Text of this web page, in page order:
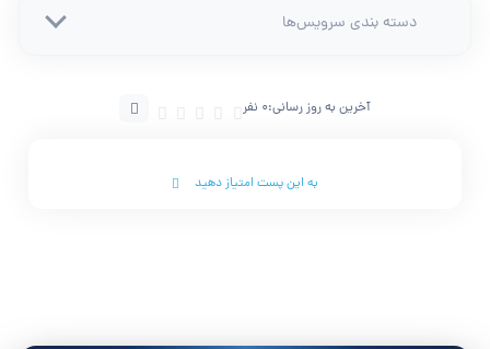
دسته بندی سرویس‌ها
آخرین به روز رسانی:0 نفر
به این پست امتیاز دهید